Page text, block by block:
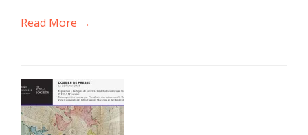
Read More →